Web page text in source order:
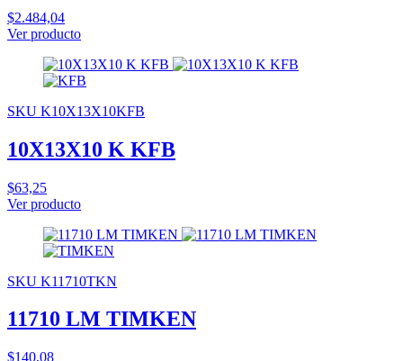
$2.484,04
Ver producto
SKU K10X13X10KFB
10X13X10 K KFB
$63,25
Ver producto
SKU K11710TKN
11710 LM TIMKEN
$140,08